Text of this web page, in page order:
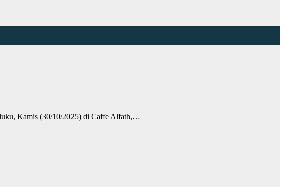
Kamis (30/10/2025) di Caffe Alfath,…